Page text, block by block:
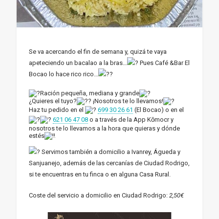
Se va acercando el fin de semana y, quizá te vaya
apeteciendo un bacalao a la bras…
Pues Café &Bar El
Bocao lo hace rico rico…
Ración pequeña, mediana y grande
¿Quieres el tuyo?
¡Nosotros te lo llevamos!
Haz tu pedido en el
699 30 26 61 (El Bocao) o en el
621 06 47 08o a través de la App Kōmocr y
nosotros te lo llevamos a la hora que quieras y dónde
estés
Servimos también a domicilio a Ivanrey, Águeda y
Sanjuanejo, además de las cercanías de Ciudad Rodrigo,
si te encuentras en tu finca o en alguna Casa Rural.
Coste del servicio a domicilio en Ciudad Rodrigo: 2,50€